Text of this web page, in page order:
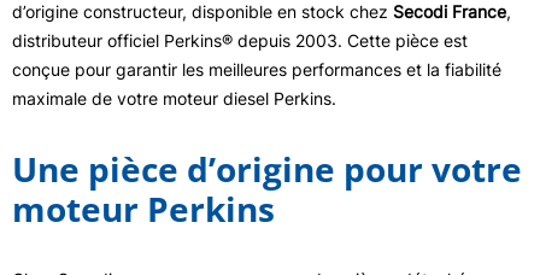
d’origine constructeur, disponible en stock chez Secodi France,
distributeur officiel Perkins® depuis 2003. Cette pièce est
conçue pour garantir les meilleures performances et la fiabilité
maximale de votre moteur diesel Perkins.
Une pièce d’origine pour votre
moteur Perkins